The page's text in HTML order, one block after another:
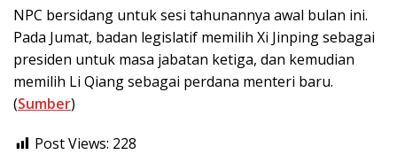
NPC bersidang untuk sesi tahunannya awal bulan ini.
Pada Jumat, badan legislatif memilih Xi Jinping sebagai
presiden untuk masa jabatan ketiga, dan kemudian
memilih Li Qiang sebagai perdana menteri baru.
(Sumber)
Post Views: 228